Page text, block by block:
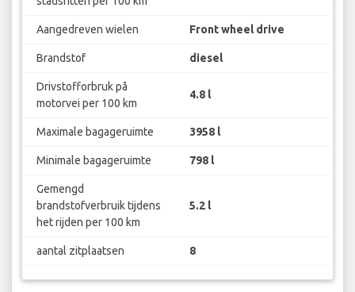
Aangedreven wielen Front wheel drive
Brandstof diesel
Drivstofforbruk på
motorvei per 100 km
4.8 l
Maximale bagageruimte 3958 l
Minimale bagageruimte 798 l
Gemengd
brandstofverbruik tijdens
het rijden per 100 km
5.2 l
aantal zitplaatsen 8